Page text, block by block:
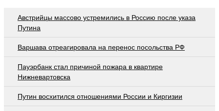
Австрийцы массово устремились в Россию после указа
Путина
Варшава отреагировала на перенос посольства РФ
Пауэрбанк стал причиной пожара в квартире
Нижневартовска
Путин восхитился отношениями России и Киргизии